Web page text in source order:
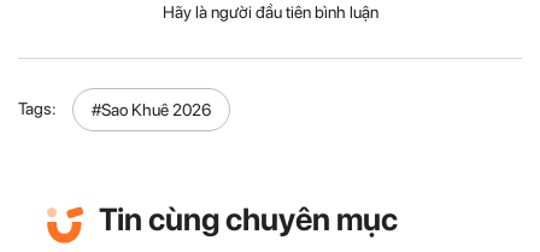
Hãy là người đầu tiên bình luận
Tags: #Sao Khuê 2026
Tin cùng chuyên mục